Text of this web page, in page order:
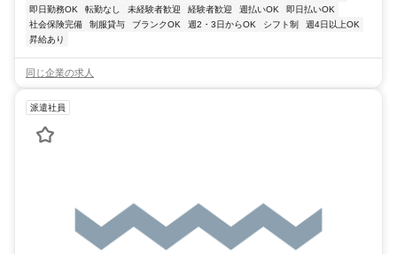
即日勤務OK
転勤なし 未経験者歓迎 経験者歓迎 週払いOK
即日払いOK
社会保険完備
制服貸与 ブランクOK 週2・3日からOK シフト制
週4日以上OK
昇給あり
同じ企業の求人
派遣社員